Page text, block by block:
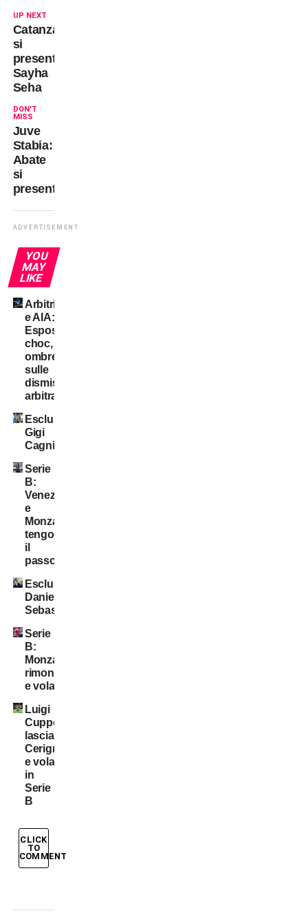
UP NEXT
Catanzaro:
si
presenta
Sayha
Seha
DON'T
MISS
Juve
Stabia:
Abate
si
presenta
ADVERTISEMENT
YOU
MAY
LIKE
Arbitri
e AIA:
Esposto
choc,
ombre
sulle
dismissioni
arbitrali
Esclusiva:
Gigi
Cagni
Serie
B:
Venezia
e
Monza
tengono
il
passo
Esclusiva:
Daniele
Sebastiani
Serie
B:
Monza
rimonta
e vola
Luigi
Cuppone
lascia
Cerignola
e vola
in
Serie
B
CLICK
TO
COMMENT